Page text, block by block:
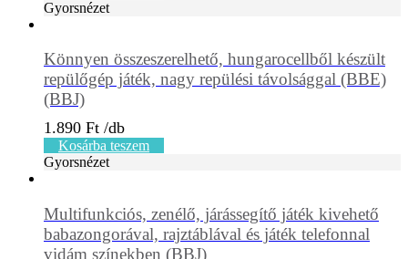
Gyorsnézet
Könnyen összeszerelhető, hungarocellből készült
repülőgép játék, nagy repülési távolsággal (BBE)
(BBJ)
1.890 Ft
Kosárba teszem
Gyorsnézet
Multifunkciós, zenélő, járássegítő játék kivehető
babazongorával, rajztáblával és játék telefonnal
vidám színekben (BBJ)